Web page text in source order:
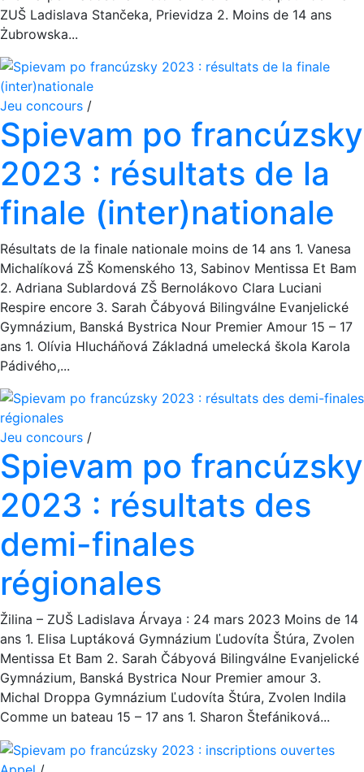
ZUŠ Ladislava Stančeka, Prievidza 2. Moins de 14 ans
Żubrowska...
Jeu concours /
Spievam po francúzsky
2023 : résultats de la
finale (inter)nationale
Résultats de la finale nationale moins de 14 ans 1. Vanesa
Michalíková ZŠ Komenského 13, Sabinov Mentissa Et Bam
2. Adriana Sublardová ZŠ Bernolákovo Clara Luciani
Respire encore 3. Sarah Čábyová Bilingválne Evanjelické
Gymnázium, Banská Bystrica Nour Premier Amour 15 – 17
ans 1. Olívia Hlucháňová Základná umelecká škola Karola
Pádivého,...
Jeu concours /
Spievam po francúzsky
2023 : résultats des
demi-finales
régionales
Žilina – ZUŠ Ladislava Árvaya : 24 mars 2023 Moins de 14
ans 1. Elisa Luptáková Gymnázium Ľudovíta Štúra, Zvolen
Mentissa Et Bam 2. Sarah Čábyová Bilingválne Evanjelické
Gymnázium, Banská Bystrica Nour Premier amour 3.
Michal Droppa Gymnázium Ľudovíta Štúra, Zvolen Indila
Comme un bateau 15 – 17 ans 1. Sharon Štefániková...